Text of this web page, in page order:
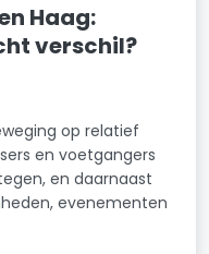
Haag:
verschil?
op relatief
en voetgangers
en daarnaast
evenementen